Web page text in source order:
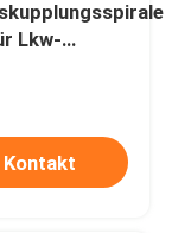
Lkw-
Kontakt